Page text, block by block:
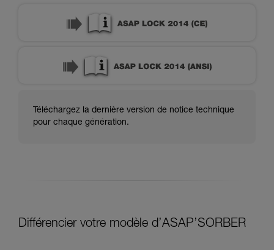
Téléchargez la dernière version de notice technique
pour chaque génération.
Différencier votre modèle d’ASAP’SORBER